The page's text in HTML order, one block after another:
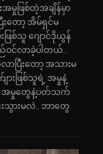
မှုဖြစ်တဲ့အချိန်မှာ
းတော့ အိမ်ရှင်မ
စ်သူ ဂျောင်ဒိုယွန်
င်လာခဲ့ပါတယ်..
ာပြီးတော့ အသားမ
ားဖြစ်သူရဲ့ အမှုနဲ့
အမှုတွေနဲ့ပတ်သက်
ားမလဲ.. ဘာတွေ